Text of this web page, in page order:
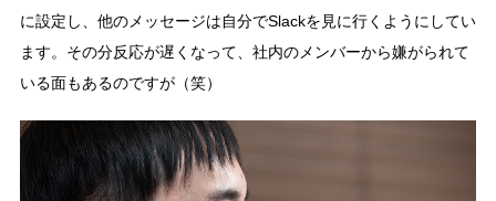
に設定し、他のメッセージは自分でSlackを見に行くようにしてい
ます。その分反応が遅くなって、社内のメンバーから嫌がられて
いる面もあるのですが（笑）